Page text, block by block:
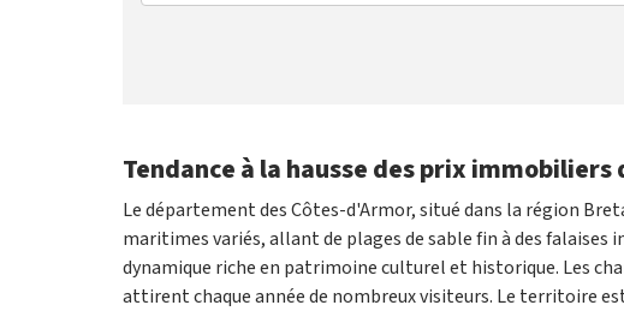
Tendance à la hausse des prix
Le département des Côtes-d'Armor, situé dans la région
maritimes variés, allant de plages de sable fin à des
dynamique riche en patrimoine culturel et historique. Les
attirent chaque année de nombreux visiteurs. Le territoire